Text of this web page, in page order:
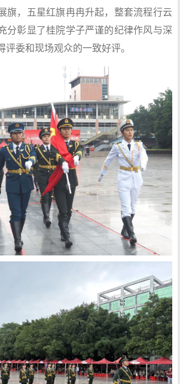
旗，五星红旗冉冉升起，整套流程行云
分彰显了桂院学子严谨的纪律作风与深
评委和现场观众的一致好评。